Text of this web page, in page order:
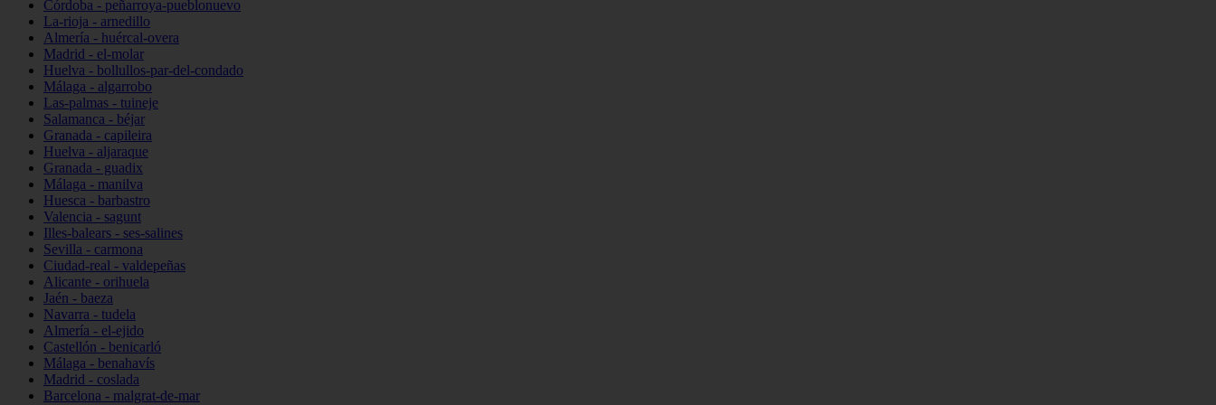
Córdoba - peñarroya-pueblonuevo
La-rioja - arnedillo
Almería - huércal-overa
Madrid - el-molar
Huelva - bollullos-par-del-condado
Málaga - algarrobo
Las-palmas - tuineje
Salamanca - béjar
Granada - capileira
Huelva - aljaraque
Granada - guadix
Málaga - manilva
Huesca - barbastro
Valencia - sagunt
Illes-balears - ses-salines
Sevilla - carmona
Ciudad-real - valdepeñas
Alicante - orihuela
Jaén - baeza
Navarra - tudela
Almería - el-ejido
Castellón - benicarló
Málaga - benahavís
Madrid - coslada
Barcelona - malgrat-de-mar